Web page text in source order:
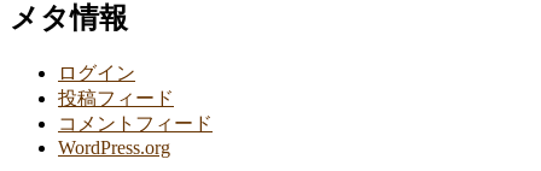
メタ情報
ログイン
投稿フィード
コメントフィード
WordPress.org